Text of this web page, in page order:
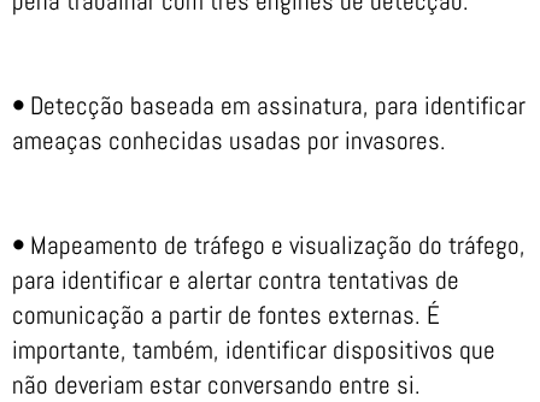
• Detecção baseada em assinatura, para identificar
ameaças conhecidas usadas por invasores.
• Mapeamento de tráfego e visualização do tráfego,
para identificar e alertar contra tentativas de
comunicação a partir de fontes externas. É
importante, também, identificar dispositivos que
não deveriam estar conversando entre si.